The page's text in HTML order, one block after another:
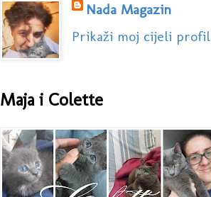
Nada Magazin
Prikaži moj cijeli profil
Maja i Colette